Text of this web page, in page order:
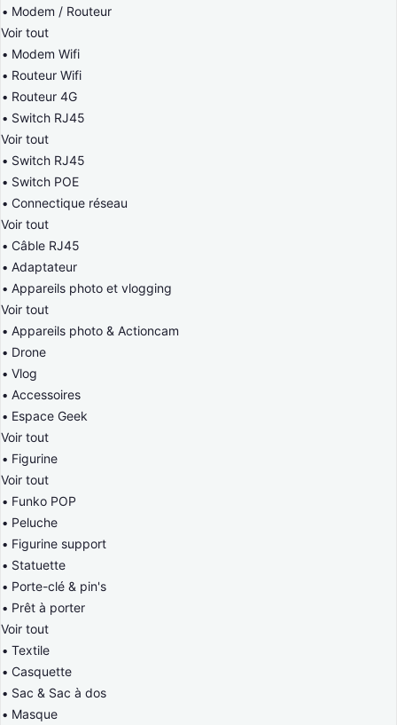
Modem / Routeur
Voir tout
Modem Wifi
Routeur Wifi
Routeur 4G
Switch RJ45
Voir tout
Switch RJ45
Switch POE
Connectique réseau
Voir tout
Câble RJ45
Adaptateur
Appareils photo et vlogging
Voir tout
Appareils photo & Actioncam
Drone
Vlog
Accessoires
Espace Geek
Voir tout
Figurine
Voir tout
Funko POP
Peluche
Figurine support
Statuette
Porte-clé & pin's
Prêt à porter
Voir tout
Textile
Casquette
Sac & Sac à dos
Masque